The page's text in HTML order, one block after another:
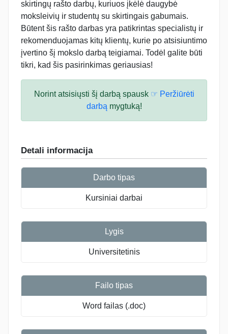
skirtingų rašto darbų, kuriuos įkėlė daugybė
moksleivių ir studentų su skirtingais gabumais.
Būtent šis rašto darbas yra patikrintas specialistų ir
rekomenduojamas kitų klientų, kurie po atsisiuntimo
įvertino šį mokslo darbą teigiamai. Todėl galite būti
tikri, kad šis pasirinkimas geriausias!
Norint atsisiųsti šį darbą spausk ☞ Peržiūrėti
darbąmygtuką!
Detali informacija
Darbo tipas
Kursiniai darbai
Lygis
Universitetinis
Failo tipas
Word failas (.doc)